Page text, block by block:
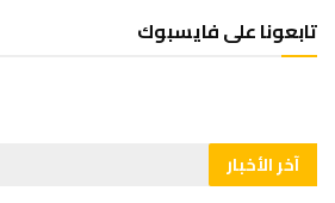
تابعونا على فايسبوك
آخر الأخبار